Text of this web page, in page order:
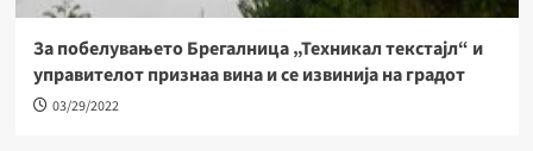
За побелувањето Брегалница „Техникал текстајл“ и
управителот признаа вина и се извинија на градот
03/29/2022